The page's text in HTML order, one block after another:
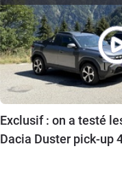
Exclusif : on a testé
Dacia Duster pick-up